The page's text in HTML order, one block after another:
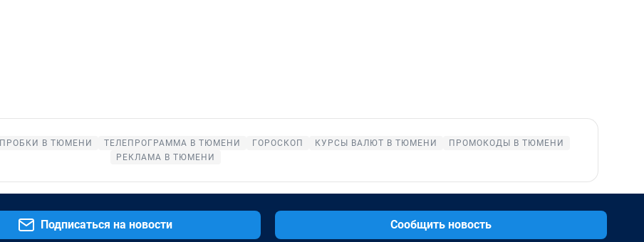
ПРОБКИ В ТЮМЕНИ ТЕЛЕПРОГРАММА В ТЮМЕНИ ГОРОСКОП КУРСЫ ВАЛЮТ В ТЮМЕНИ
ПРОМОКОДЫ В ТЮМЕНИ
РЕКЛАМА В ТЮМЕНИ
Подписаться на новости Сообщить новость